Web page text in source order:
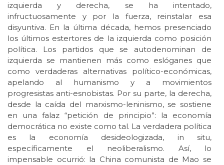
izquierda y derecha, se ha intentado,
infructuosamente y por la fuerza, reinstalar esa
disyuntiva. En la última década, hemos presenciado
los últimos estertores de la izquierda como posición
política. Los partidos que se autodenominan de
izquierda se mantienen más como eslóganes que
como verdaderas alternativas político-económicas,
apelando al humanismo y a movimientos
progresistas anti-esnobistas. Por su parte, la derecha,
desde la caída del marxismo-leninismo, se sostiene
en una falaz “petición de principio”: la economía
democrática no existe como tal. La verdadera política
es la economía desideologizada, in situ,
específicamente el neoliberalismo. Así, lo
impensable ocurrió: la China comunista de Mao se